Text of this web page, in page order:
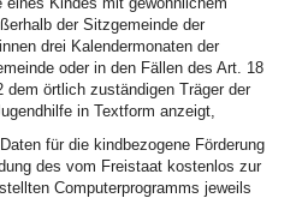
der Sitzgemeinde der
drei Kalendermonaten der
oder in den Fällen des Art. 18
dem örtlich zuständigen Träger der
in Textform anzeigt,
für die kindbezogene Förderung
des vom Freistaat kostenlos zur
Computerprogramms jeweils